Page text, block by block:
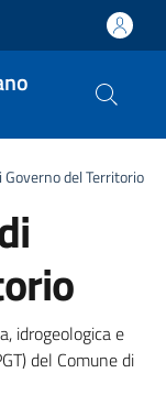
del Territorio
idrogeologica e
del Comune di